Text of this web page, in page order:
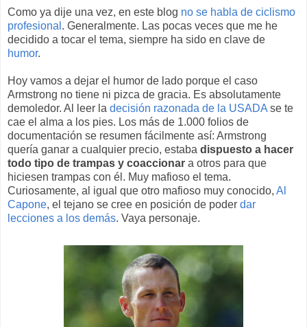
Como ya dije una vez, en este blog no se habla de ciclismo
profesional . Generalmente. Las pocas veces que me he
decidido a tocar el tema, siempre ha sido en clave de
humor.
Hoy vamos a dejar el humor de lado porque el caso
Armstrong no tiene ni pizca de gracia. Es absolutamente
demoledor. Al leer la decisión razonada de la USADA se te
cae el alma a los pies. Los más de 1.000 folios de
documentación se resumen fácilmente así: Armstrong
quería ganar a cualquier precio, estaba dispuesto a hacer
todo tipo de trampas y coaccionar a otros para que
hiciesen trampas con él. Muy mafioso el tema.
Curiosamente, al igual que otro mafioso muy conocido, Al
Capone, el tejano se cree en posición de poder dar
lecciones a los demás. Vaya personaje.